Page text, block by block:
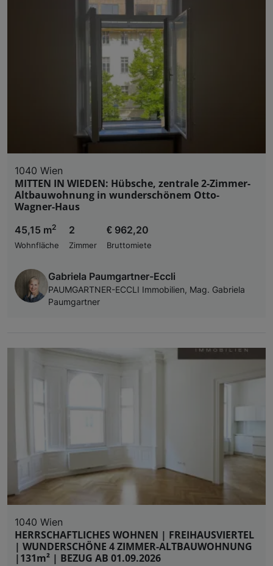
1040 Wien
MITTEN IN WIEDEN: Hübsche, zentrale 2-Zimmer-
Altbauwohnung in wunderschönem Otto-
Wagner-Haus
45,15 m2
Wohnfläche
2
Zimmer
€ 962,20
Bruttomiete
Gabriela Paumgartner-Eccli
PAUMGARTNER-ECCLI Immobilien, Mag. Gabriela
Paumgartner
1040 Wien
HERRSCHAFTLICHES WOHNEN | FREIHAUSVIERTEL
| WUNDERSCHÖNE 4 ZIMMER-ALTBAUWOHNUNG
|131m² | BEZUG AB 01.09.2026